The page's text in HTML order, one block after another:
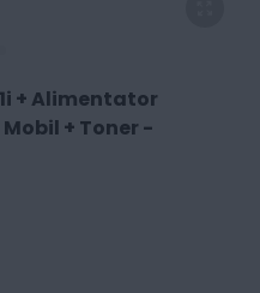
+ Alimentator
+ Toner -